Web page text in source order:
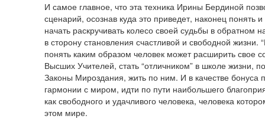
И самое главное, что эта техника Ирины Бердиной
сценарий, осознав куда это приведет, наконец понять
начать раскручивать колесо своей судьбы в обратном
в сторону становления счастливой и свободной жизни.
понять каким образом человек может расширить свое
Высших Учителей, стать “отличником” в школе жизни,
Законы Мироздания, жить по ним. И в качестве бонуса
гармонии с миром, идти по пути наибольшего
как свободного и удачливого человека, человека
этом мире.